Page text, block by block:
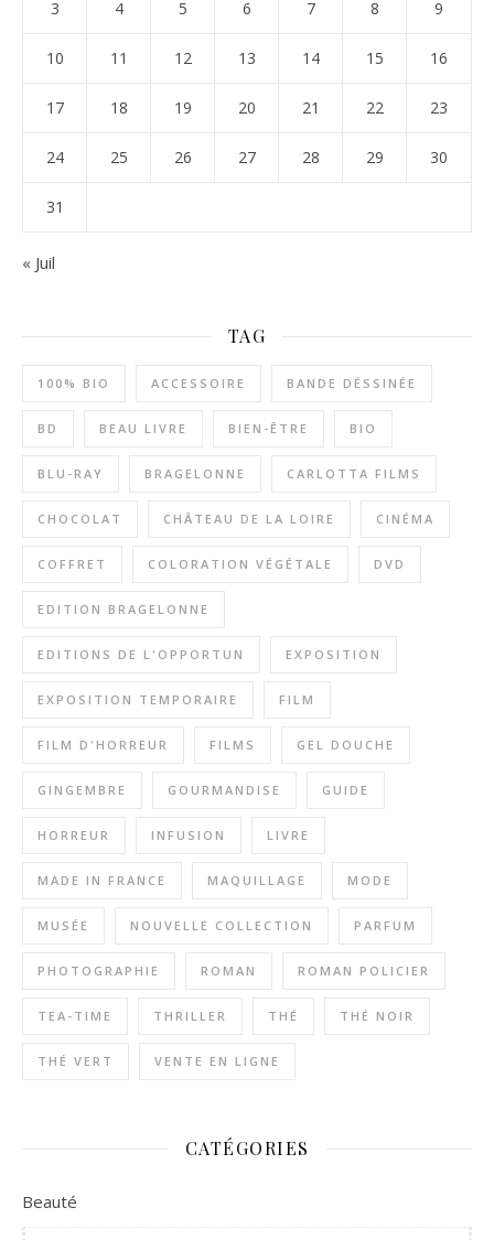
3 4 5 6 7 8 9
10 11 12 13 14 15 16
17 18 19 20 21 22 23
24 25 26 27 28 29 30
31
« Juil
TAG
100% BIO ACCESSOIRE BANDE DÉSSINÉE
BD BEAU LIVRE BIEN-ÊTRE BIO
BLU-RAY BRAGELONNE CARLOTTA FILMS
CHOCOLAT CHÂTEAU DE LA LOIRE CINÉMA
COFFRET COLORATION VÉGÉTALE DVD
EDITION BRAGELONNE
EDITIONS DE L'OPPORTUN EXPOSITION
EXPOSITION TEMPORAIRE FILM
FILM D'HORREUR FILMS GEL DOUCHE
GINGEMBRE GOURMANDISE GUIDE
HORREUR INFUSION LIVRE
MADE IN FRANCE MAQUILLAGE MODE
MUSÉE NOUVELLE COLLECTION PARFUM
PHOTOGRAPHIE ROMAN ROMAN POLICIER
TEA-TIME THRILLER THÉ THÉ NOIR
THÉ VERT VENTE EN LIGNE
CATÉGORIES
Beauté